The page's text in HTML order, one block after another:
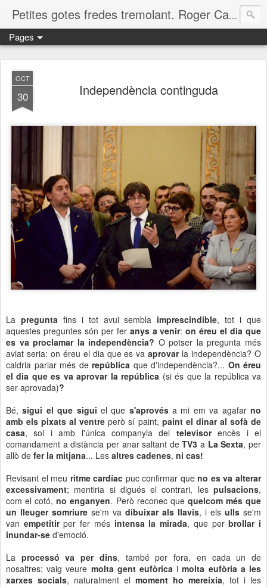
Petites gotes fredes tremolant. Roger Casero Gumbau. Girona
Pages
OCT
30 Independència continguda
La pregunta fins i tot avui sembla imprescindible, tot i que
aquestes preguntes són per fer anys a venir:on éreu el dia que
es va proclamar la independència? O potser la pregunta més
aviat seria: on éreu el dia que es vaaprovarla independència? O
caldria parlar més de república que d'independència?... On éreu
el dia que es va aprovar la república (si és que la república va
ser aprovada)?
Bé,sigui el que sigui el que s'aprovésa mi em va agafarno
amb els pixats al ventre però sí paint, paint el dinar al sofà de
casa, sol i amb l'única companyia del televisorencès i el
comandament a distància per anar saltant deTV3 a La Sexta, per
allò de fer la mitjana... Les altres cadenes, ni cas!
Revisant el meu ritme cardíac puc confirmar queno es va alterar
excessivament; mentiria si digués el contrari, lespulsacions,
com el cotó,no enganyen. Però reconec que quelcom més que
un lleuger somriure se'm va dibuixar als llavis, i els ulls se'm
van empetitirper fer més intensa la mirada, que perbrollar i
inundar-se d'emoció.
La processó va per dins, també per fora, en cada un de
nosaltres; vaig veure molta gent eufòrica imolta eufòria a les
xarxes socials, naturalment el moment ho mereixia, tot i les